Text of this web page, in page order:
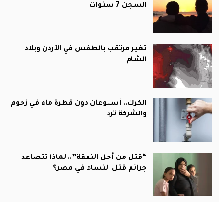
السجن 7 سنوات
تغير مرتقب بالطقس في الأردن وبلاد
الشام
الكرك.. أسبوعان دون قطرة ماء في زحوم
والشركة ترد
“قتل من أجل النفقة”.. لماذا تتصاعد
جرائم قتل النساء في مصر؟